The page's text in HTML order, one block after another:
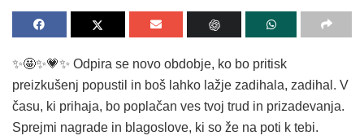
✨️🤩✨️💗✨️ Odpira se novo obdobje, ko bo pritisk
preizkušenj popustil in boš lahko lažje zadihala, zadihal. V
času, ki prihaja, bo poplačan ves tvoj trud in prizadevanja.
Sprejmi nagrade in blagoslove, ki so že na poti k tebi.